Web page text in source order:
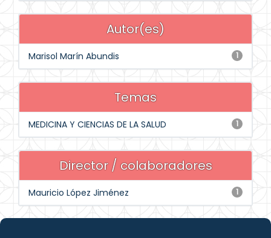
Autor(es)
1
Marisol Marín Abundis
Temas
1
MEDICINA Y CIENCIAS DE LA SALUD
Director / colaboradores
1
Mauricio López Jiménez